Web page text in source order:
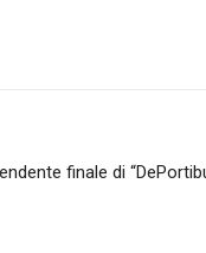
finale di